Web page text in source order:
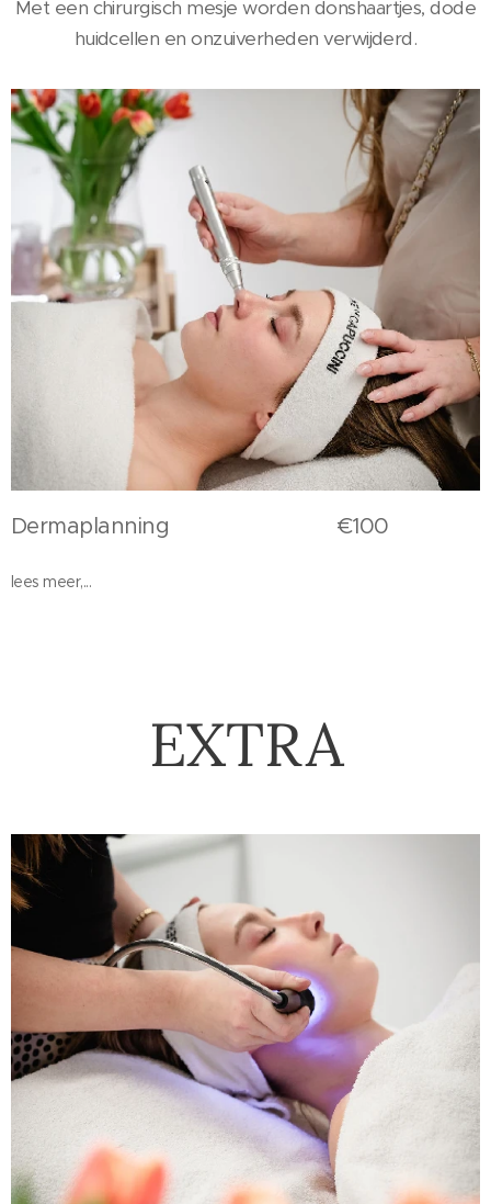
Met een chirurgisch mesje worden donshaartjes, dode
huidcellen en onzuiverheden verwijderd.
Dermaplanning €100
lees meer,...
EXTRA